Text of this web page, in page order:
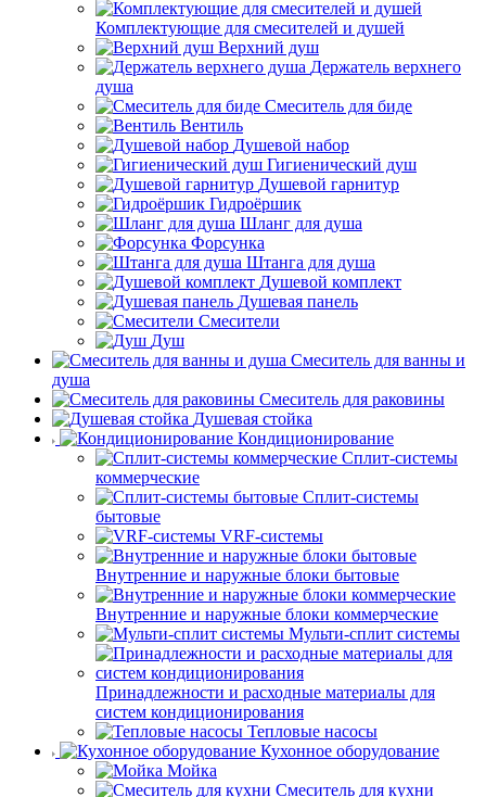
Комплектующие для смесителей и душей
Верхний душ
Держатель верхнего
душа
Смеситель для биде
Вентиль
Душевой набор
Гигиенический душ
Душевой гарнитур
Гидроёршик
Шланг для душа
Форсунка
Штанга для душа
Душевой комплект
Душевая панель
Смесители
Душ
Смеситель для ванны и
душа
Смеситель для раковины
Душевая стойка
Кондиционирование
Сплит-системы
коммерческие
Сплит-системы
бытовые
VRF-системы
Внутренние и наружные блоки бытовые
Внутренние и наружные блоки коммерческие
Мульти-сплит системы
Принадлежности и расходные материалы для
систем кондиционирования
Тепловые насосы
Кухонное оборудование
Мойка
Смеситель для кухни